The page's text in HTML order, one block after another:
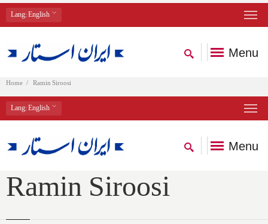
Lang: English
Menu
Home Ramin Siroosi
Lang: English
Menu
Ramin Siroosi